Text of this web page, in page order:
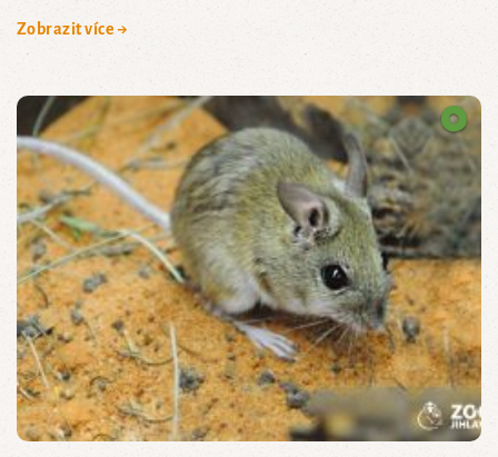
Zobrazit více →